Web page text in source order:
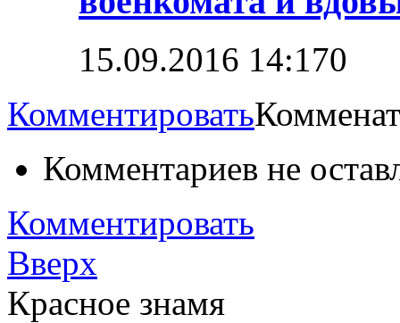
15.09.2016 14:170
Комментировать
Комментариев не
Комментировать
Вверх
Красное знамя